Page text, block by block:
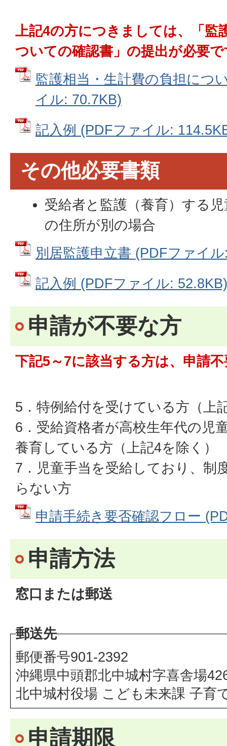
上記4の方につきましては、「監
ついての確認書」の提出が必要
監護相当・生計費の負担につ
イル: 70.7KB)
記入例 (PDFファイル:
その他必要書類
受給者と監護（養育）する
の住所が別の場合
別居監護申立書 (PDFファイ
記入例 (PDFファイル: 52.8KB)
申請が不要な方
下記5～7に該当する方は、申請
5．特例給付を受けている方（上
6．受給資格者が高校生年代の児
養育している方（上記4を除く）
7．児童手当を受給しており、制
らない方
申請手続き要否確認フロー
申請方法
窓口または郵送
郵送先
郵便番号901-2392
沖縄県中頭郡北中城村字喜舎場
北中城村役場 こども未来課 子育
申請期限